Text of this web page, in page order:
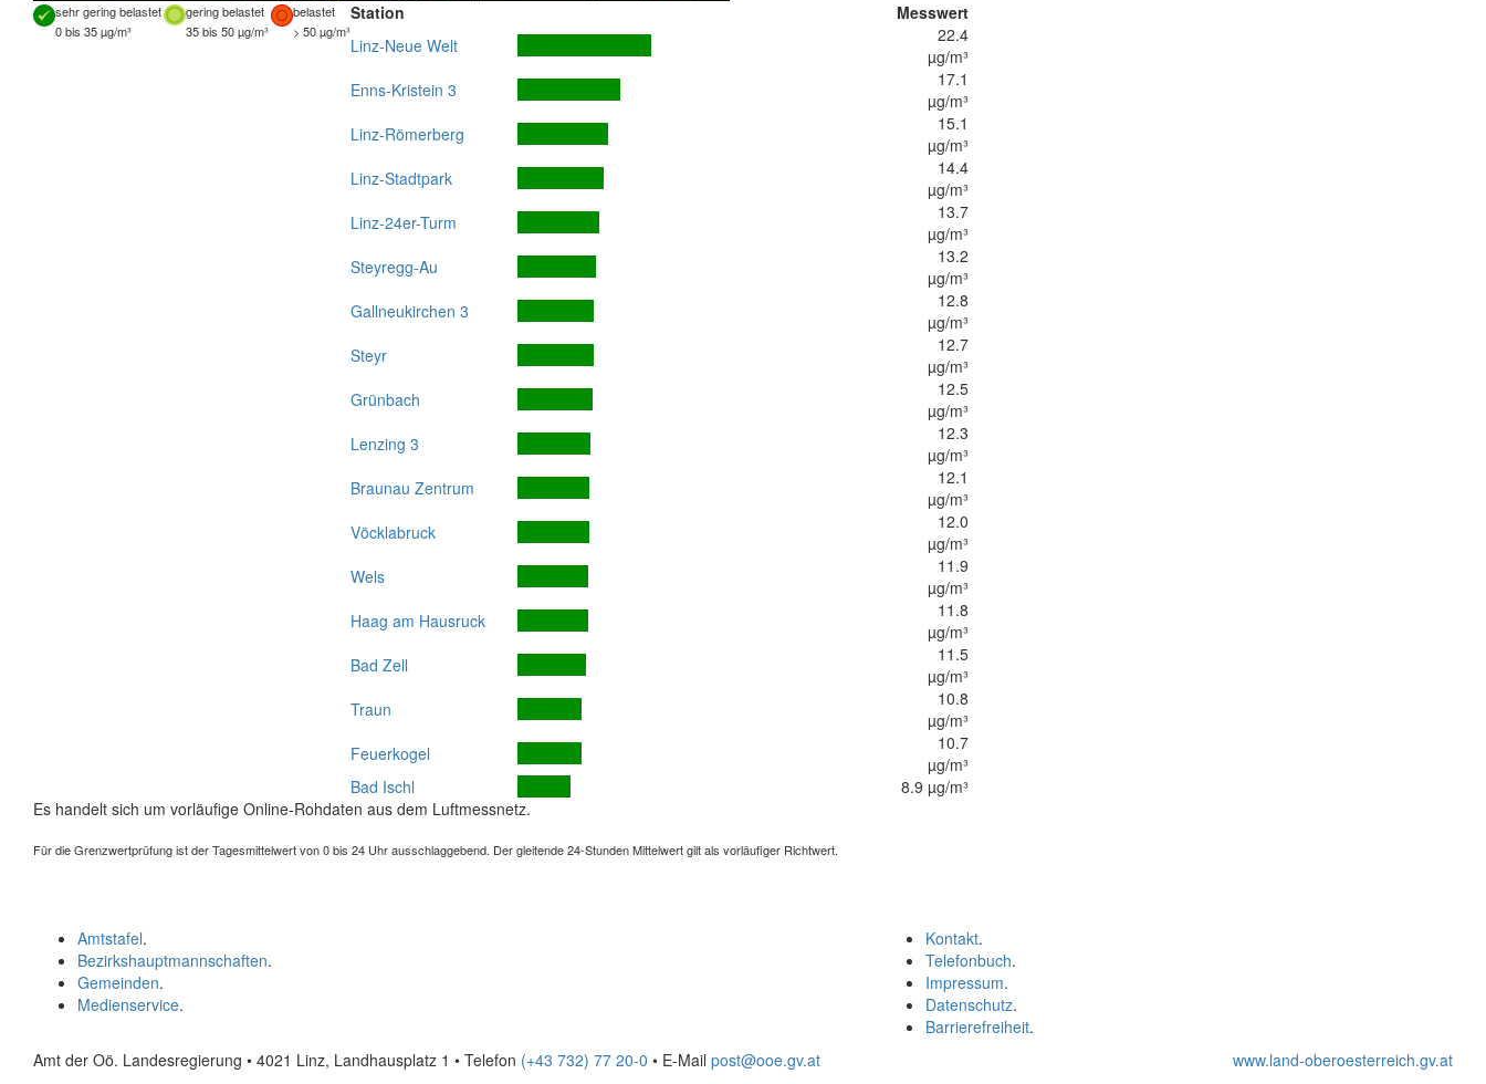
sehr gering belastet gering belastet
belastet
0 bis 35 µg/m³
35 bis 50 µg/m³ > 50 µg/m³
Station
Messwert
Linz-Neue Welt
22.4
µg/m³
Enns-Kristein 3
17.1
µg/m³
Linz-Römerberg
15.1
µg/m³
Linz-Stadtpark
14.4
µg/m³
Linz-24er-Turm
13.7
µg/m³
Steyregg-Au
13.2
µg/m³
Gallneukirchen 3
12.8
µg/m³
Steyr
12.7
µg/m³
Grünbach
12.5
µg/m³
Lenzing 3
12.3
µg/m³
Braunau Zentrum
12.1
µg/m³
Vöcklabruck
12.0
µg/m³
Wels
11.9
µg/m³
Haag am Hausruck
11.8
µg/m³
Bad Zell
11.5
µg/m³
Traun
10.8
µg/m³
Feuerkogel
10.7
µg/m³
Bad Ischl
8.9 µg/m³
Es handelt sich um vorläufige Online-Rohdaten aus dem Luftmessnetz.
Für die Grenzwertprüfung ist der Tagesmittelwert von 0 bis 24 Uhr ausschlaggebend. Der gleitende 24-Stunden Mittelwert gilt als vorläufiger Richtwert.
Kontakt.
Telefonbuch.
Impressum.
Datenschutz.
Barrierefreiheit.
Amtstafel.
Bezirkshauptmannschaften.
Gemeinden.
Medienservice.
Amt der Oö. Landesregierung • 4021 Linz, Landhausplatz 1 • Telefon (+43 732) 77 20-0 • E-Mail post@ooe.gv.at www.land-oberoesterreich.gv.at